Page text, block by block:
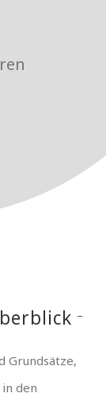
Grundsätze,
den